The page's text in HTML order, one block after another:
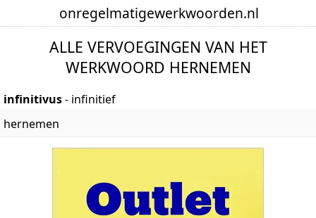
onregelmatigewerkwoorden.nl
ALLE VERVOEGINGEN VAN HET
WERKWOORD HERNEMEN
infinitivus- infinitief
hernemen